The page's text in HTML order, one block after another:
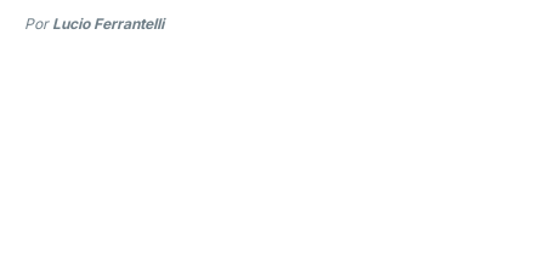
Por Lucio Ferrantelli